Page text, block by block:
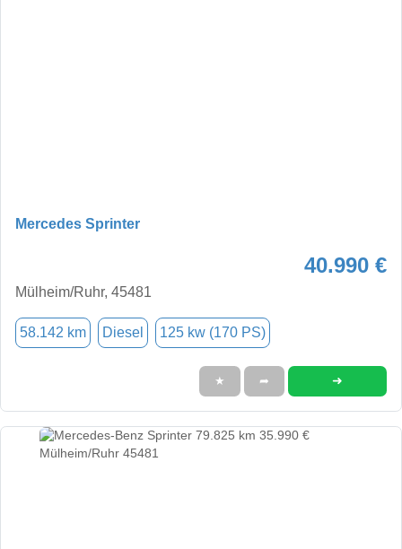
Mercedes Sprinter
40.990 €
Mülheim/Ruhr, 45481
58.142 km Diesel 125 kw (170 PS)
★ ➦ ➜